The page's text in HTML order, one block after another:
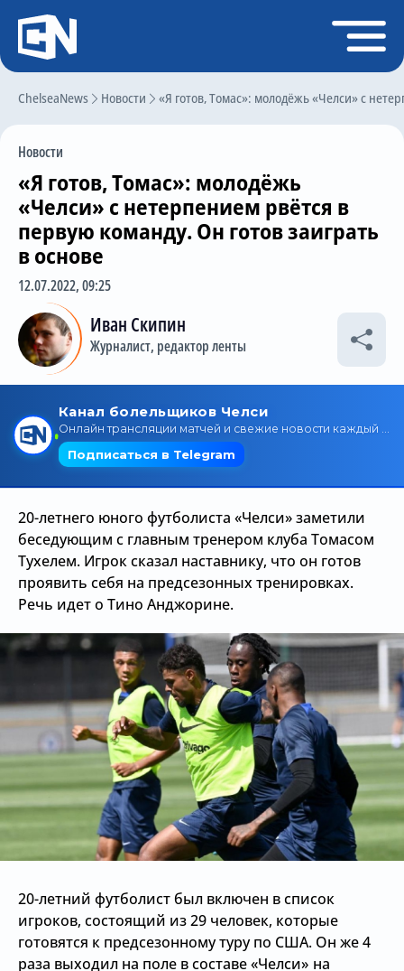
ChelseaNews Новости «Я готов, Томас»: молодёжь «Челси» с
Новости
«Я готов, Томас»: молодёжь
«Челси» с нетерпением рвётся в
первую команду. Он готов заиграть
в основе
12.07.2022, 09:25
Иван Скипин
Журналист, редактор ленты
20-летнего юного футболиста «Челси» заметили
беседующим с главным тренером клуба Томасом
Тухелем. Игрок сказал наставнику, что он готов
проявить себя на предсезонных тренировках.
Речь идет о Тино Анджорине.
20-летний футболист был включен в список
игроков, состоящий из 29 человек, которые
готовятся к предсезонному туру по США. Он же 4
раза выходил на поле в составе«Челси» на
Регистрация
Главная
Трансферы
Слухи
История Челси
Статистика
Календарь игр
Состав команды
Поиск по сайту
Трансляции
Контакты